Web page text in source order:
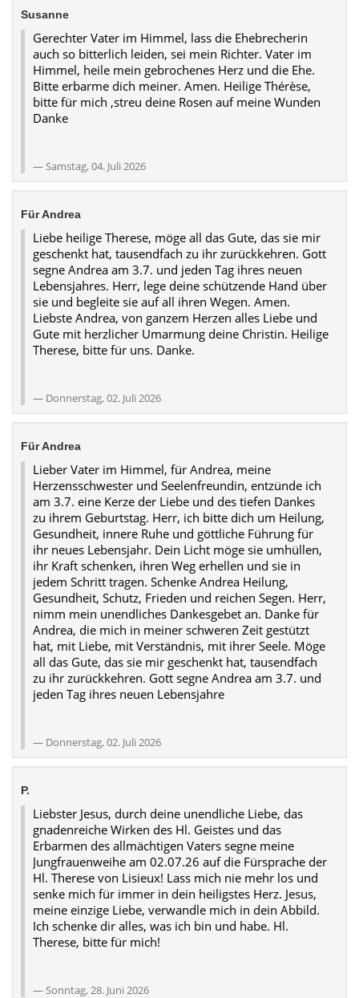
Susanne
Gerechter Vater im Himmel, lass die Ehebrecherin
auch so bitterlich leiden, sei mein Richter. Vater im
Himmel, heile mein gebrochenes Herz und die Ehe.
Bitte erbarme dich meiner. Amen. Heilige Thérèse,
bitte für mich ,streu deine Rosen auf meine Wunden
Danke
Samstag, 04. Juli 2026
Für Andrea
Liebe heilige Therese, möge all das Gute, das sie mir
geschenkt hat, tausendfach zu ihr zurückkehren. Gott
segne Andrea am 3.7. und jeden Tag ihres neuen
Lebensjahres. Herr, lege deine schützende Hand über
sie und begleite sie auf all ihren Wegen. Amen.
Liebste Andrea, von ganzem Herzen alles Liebe und
Gute mit herzlicher Umarmung deine Christin. Heilige
Therese, bitte für uns. Danke.
Donnerstag, 02. Juli 2026
Für Andrea
Lieber Vater im Himmel, für Andrea, meine
Herzensschwester und Seelenfreundin, entzünde ich
am 3.7. eine Kerze der Liebe und des tiefen Dankes
zu ihrem Geburtstag. Herr, ich bitte dich um Heilung,
Gesundheit, innere Ruhe und göttliche Führung für
ihr neues Lebensjahr. Dein Licht möge sie umhüllen,
ihr Kraft schenken, ihren Weg erhellen und sie in
jedem Schritt tragen. Schenke Andrea Heilung,
Gesundheit, Schutz, Frieden und reichen Segen. Herr,
nimm mein unendliches Dankesgebet an. Danke für
Andrea, die mich in meiner schweren Zeit gestützt
hat, mit Liebe, mit Verständnis, mit ihrer Seele. Möge
all das Gute, das sie mir geschenkt hat, tausendfach
zu ihr zurückkehren. Gott segne Andrea am 3.7. und
jeden Tag ihres neuen Lebensjahre
Donnerstag, 02. Juli 2026
P.
Liebster Jesus, durch deine unendliche Liebe, das
gnadenreiche Wirken des Hl. Geistes und das
Erbarmen des allmächtigen Vaters segne meine
Jungfrauenweihe am 02.07.26 auf die Fürsprache der
Hl. Therese von Lisieux! Lass mich nie mehr los und
senke mich für immer in dein heiligstes Herz. Jesus,
meine einzige Liebe, verwandle mich in dein Abbild.
Ich schenke dir alles, was ich bin und habe. Hl.
Therese, bitte für mich!
Sonntag, 28. Juni 2026